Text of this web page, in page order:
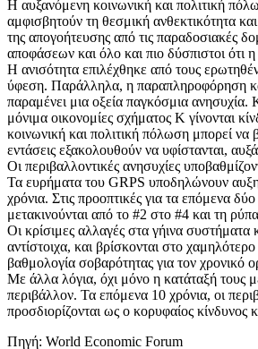
Η αυξανόμενη κοινωνική και πολιτική
αμφισβητούν τη θεσμική ανθεκτικότητα
της απογοήτευσης από τις παραδοσιακές
αποφάσεων και όλο και πιο δύσπιστοι ότι
Η ανισότητα επιλέχθηκε από τους
ύφεση. Παράλληλα, η παραπληροφόρηση
παραμένει μια οξεία παγκόσμια ανησυχία.
μόνιμα οικονομίες σχήματος Κ γίνονται
κοινωνική και πολιτική πόλωση μπορεί
εντάσεις εξακολουθούν να υφίστανται,
Οι περιβαλλοντικές ανησυχίες
Τα ευρήματα του GRPS υποδηλώνουν
χρόνια. Στις προοπτικές για τα επόμενα
μετακινούνται από το #2 στο #4 και τη
Οι κρίσιμες αλλαγές στα γήινα συστήματα
αντίστοιχα, και βρίσκονται στο
βαθμολογία σοβαρότητας για τον
Με άλλα λόγια, όχι μόνο η κατάταξή τους
περιβάλλον. Τα επόμενα 10 χρόνια, οι
προσδιορίζονται ως ο κορυφαίος κίνδυνος
Πηγή: World Economic Forum